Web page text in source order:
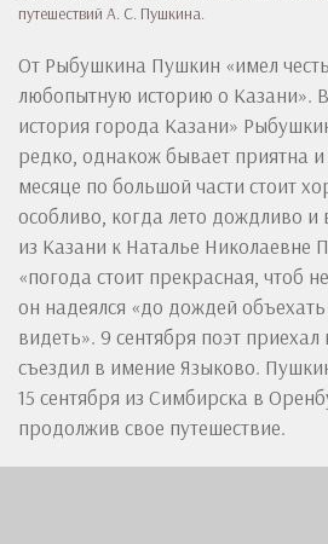
путешествий А. С. Пушкина.
От Рыбушкина Пушкин «имел
любопытную историю о Казани».
история города Казани»
редко, однакож бывает приятна и
месяце по большой части стоит
особливо, когда лето дождливо и
из Казани к Наталье Николаевне
«погода стоит прекрасная, чтоб
он надеялся «до дождей
видеть». 9 сентября поэт
съездил в имение Языково.
15 сентября из Симбирска в
продолжив свое путешествие.